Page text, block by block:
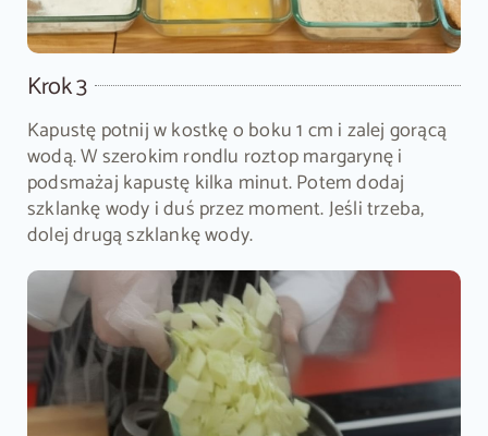
Krok 3
Kapustę potnij w kostkę o boku 1 cm i zalej gorącą
wodą. W szerokim rondlu roztop margarynę i
podsmażaj kapustę kilka minut. Potem dodaj
szklankę wody i duś przez moment. Jeśli trzeba,
dolej drugą szklankę wody.